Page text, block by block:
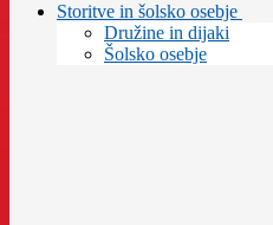
Storitve in šolsko osebje
Družine in dijaki
Šolsko osebje